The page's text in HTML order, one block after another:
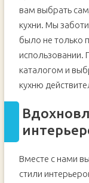
вам выбрать
кухни. Мы
было не только
использовании.
каталогом и
кухню
Вместе с нами
стили